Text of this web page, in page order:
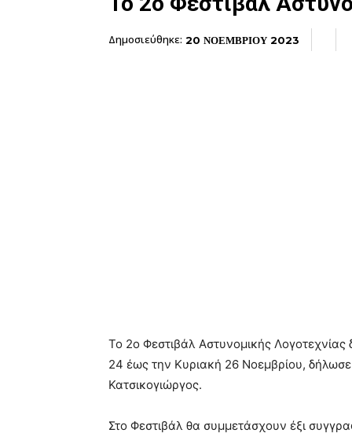
Δημοσιεύθηκε: 20 ΝΟΕΜΒΡΙΟΥ 2023
Το 2ο Φεστιβάλ Αστυνομικής
24 έως την Κυριακή 26 Νοεμβρίου,
Κατσικογιώργος.
Στο Φεστιβάλ θα συμμετάσχουν έξι